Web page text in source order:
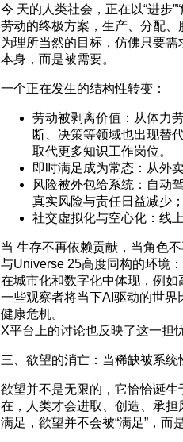
今 天的人类社会，正在以“进步
劳动的终极方案，生产、分配、
为理所当然的目标，仿佛只要
本身，而是被需要。
一个正在发生的结构性转变：
劳动被剥离价值：从体力
断、决策等领域也出现替
取代更多知识工作岗位。
即时满足成为常态：从外
风险被外包给系统：自动
真实风险与责任日益减少
社交虚拟化与空心化：线
当 生存不再依赖贡献，当角色
与Universe 25高度同构的环境
在城市化和数字化中体现，例如
一些观察者将当下AI驱动的世
健康危机。
X平台上的讨论也反映了这一担
三、欲望的消亡：当稀缺被系统
欲望并不是无限的，它恰恰诞
在，人类才会进取、创造、承
满足，欲望并不会被“满足”，而